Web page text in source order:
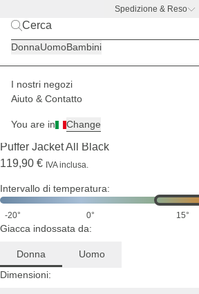
Spedizione & Reso
BACK TO BUSINESS –
DonnaUomoBambini
I nostri negozi
Aiuto & Contatto
You are in Change
Donna Giacche
(1)
Puffer Jacket All Black
119,90 € IVA inclusa.
Intervallo di temperatura:
-20° 0° 15°
Giacca indossata da:
Donna
Uomo
Dimensioni: